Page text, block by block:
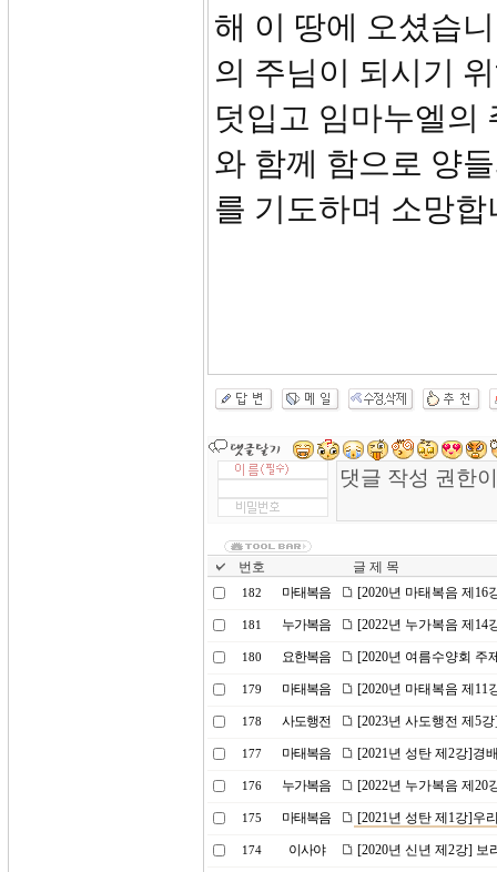
해 이 땅에 오셨습
의 주님이 되시기
덧입고 임마누엘의
와 함께 함으로 양
를 기도하며 소망합
번호 글 제 목
182 마태복음 [2020년 마태복음 제16
181 누가복음 [2022년 누가복음 제14
180 요한복음 [2020년 여름수양회 주
179 마태복음 [2020년 마태복음 제11
178 사도행전 [2023년 사도행전 제5
177 마태복음 [2021년 성탄 제2강]경
176 누가복음 [2022년 누가복음 제20
175 마태복음 [2021년 성탄 제1강]우
174 이사야 [2020년 신년 제2강] 보